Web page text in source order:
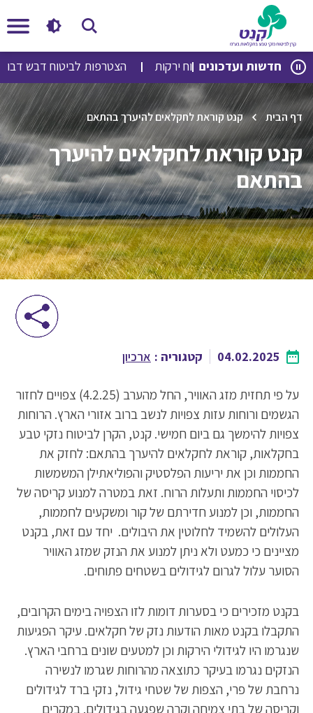
דלג
לתוכן
דלג
לניווט
חדשות ועדכונים
הצטרפות לביטוח ירקות הצטרפות לביטוח דבש דבורים
דף הבית קנט קוראת לחקלאים להיערך בהתאם
קנט קוראת לחקלאים להיערך
בהתאם
04.02.2025 קטגוריה : ארכיון
על פי תחזית מזג האוויר, החל מהערב (4.2.25) צפויים לחזור
הגשמים ורוחות עזות צפויות לנשב ברוב אזורי הארץ. הרוחות
צפויות להימשך גם ביום חמישי. קנט, הקרן לביטוח נזקי טבע
בחקלאות, קוראת לחקלאים להיערך בהתאם: לחזק את
החממות וכן את יריעות הפלסטיק והפוליאתילן המשמשות
לכיסוי החממות ותעלות הרוח. זאת במטרה למנוע קריסה של
החממות, וכן למנוע חדירתם של קור ומשקעים לחממות,
העלולים להשמיד לחלוטין את היבולים. יחד עם זאת, בקנט
מציינים כי כמעט ולא ניתן למנוע את הנזק שמזג האוויר
הסוער עלול לגרום לגידולים בשטחים פתוחים.
בקנט מזכירים כי בסערות דומות לזו הצפויה בימים הקרובים,
התקבלו בקנט מאות הודעות נזק של חקלאים. עיקר הפגיעות
שנגרמו היו לגידולי הירקות וכן למטעים שונים ברחבי הארץ.
הנזקים נגרמו בעיקר כתוצאה מהרוחות שגרמו לנשירה
נרחבת של פרי, הצפות של שטחי גידול, נזקי ברד לגידולים
וקריסה של בתי צמיחה וקרה שפגעה בגידולים. במקרים